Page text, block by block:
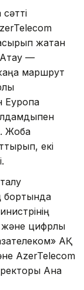
жатқан
—
маршрут
Еуропа
Жоба
екі
бортында
цифрлық
АҚ
AzerTelecom
Ана